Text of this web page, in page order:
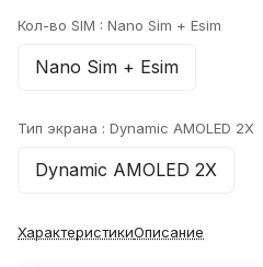
Кол-во SIM : Nano Sim + Esim
Nano Sim + Esim
Тип экрана : Dynamic AMOLED 2X
Dynamic AMOLED 2X
ХарактеристикиОписание